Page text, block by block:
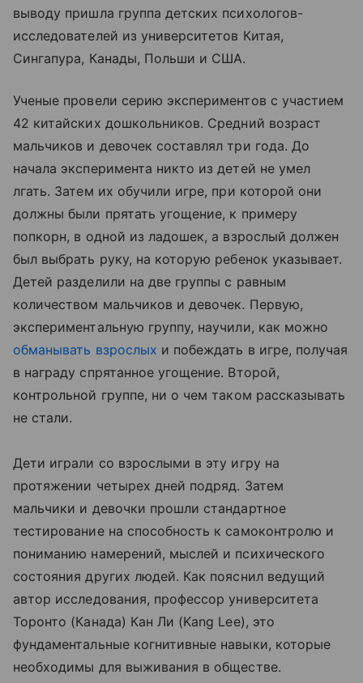
выводу пришла группа детских психологов-
исследователей из университетов Китая,
Сингапура, Канады, Польши и США.
Ученые провели серию экспериментов с участием
42 китайских дошкольников. Средний возраст
мальчиков и девочек составлял три года. До
начала эксперимента никто из детей не умел
лгать. Затем их обучили игре, при которой они
должны были прятать угощение, к примеру
попкорн, в одной из ладошек, а взрослый должен
был выбрать руку, на которую ребенок указывает.
Детей разделили на две группы с равным
количеством мальчиков и девочек. Первую,
экспериментальную группу, научили, как можно
обманывать взрослых и побеждать в игре, получая
в награду спрятанное угощение. Второй,
контрольной группе, ни о чем таком рассказывать
не стали.
Дети играли со взрослыми в эту игру на
протяжении четырех дней подряд. Затем
мальчики и девочки прошли стандартное
тестирование на способность к самоконтролю и
пониманию намерений, мыслей и психического
состояния других людей. Как пояснил ведущий
автор исследования, профессор университета
Торонто (Канада) Кан Ли (Kang Lee), это
фундаментальные когнитивные навыки, которые
необходимы для выживания в обществе.